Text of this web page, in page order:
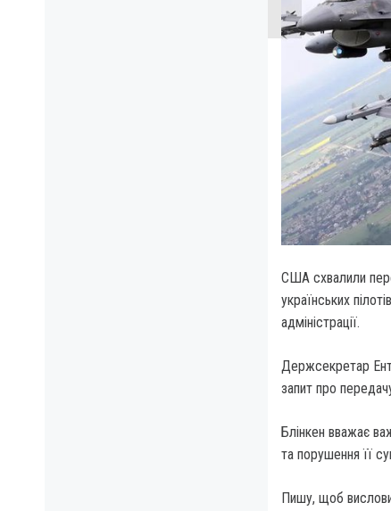
США схвалили
українських
адміністрації.
Держсекретар
запит про
Блінкен вважає
та порушення її
Пишу, щоб